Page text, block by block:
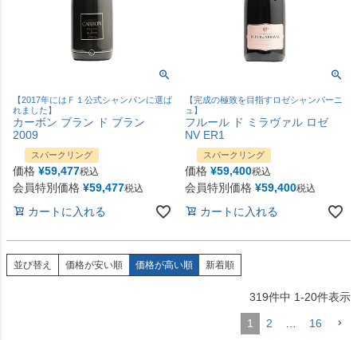
【2017年にはＦ１公式シャンパンに選ば
れました】
カーボン ブラン ド ブラン
2009
スパークリング
価格 ¥59,477税込
会員特別価格 ¥59,477税込
カートに入れる
【完成の極致を目指すロゼシャンパーニ
ュ】
フルール ド ミラヴァル ロゼ
NV ER1
スパークリング
価格 ¥59,400税込
会員特別価格 ¥59,400税込
カートに入れる
並び替え 価格が安い順 価格が高い順 新着順
319件中 1-20件表示
1 2 16